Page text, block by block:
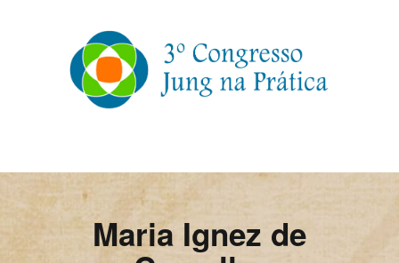
Maria Ignez de